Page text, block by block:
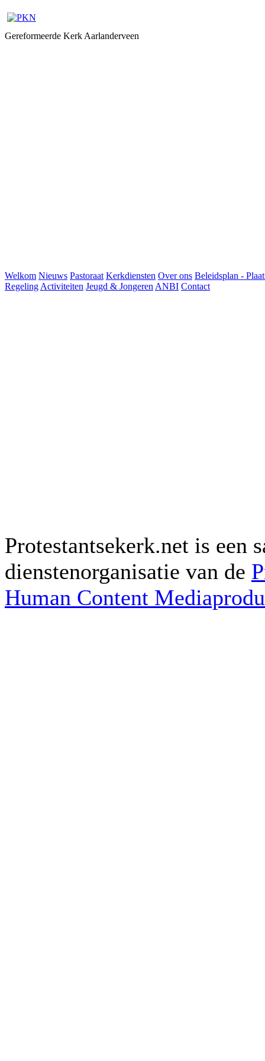
Gereformeerde Kerk Aarlanderveen
Welkom Nieuws Pastoraat Kerkdiensten Over ons Beleidsplan -
Regeling Activiteiten Jeugd & Jongeren ANBI Contact
Protestantsekerk.net is een
dienstenorganisatie van de
Human Content